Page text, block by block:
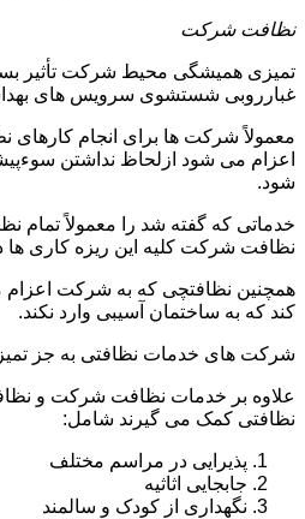
نظافت شرکت
تمیزی همیشگی محیط شرکت تأثیر
غبارروبی شستشوی سرویس های
معمولاً شرکت ها برای انجام
اعزام می شود ازلحاظ نداشتن
شود.
خدماتی که گفته شد را معمولاً تمام
نظافت شرکت کلیه این ریزه کاری ها
همچنین نظافتچی که به شرکت اعزام
کند که به ساختمان آسیبی وارد نکند.
شرکت های خدمات نظافتی به جز
علاوه بر خدمات نظافت شرکت و
نظافتی کمک می گیرند شامل:
پذیرایی در مراسم مختلف
جابجایی اثاثیه
نگهداری از کودک و سالمند